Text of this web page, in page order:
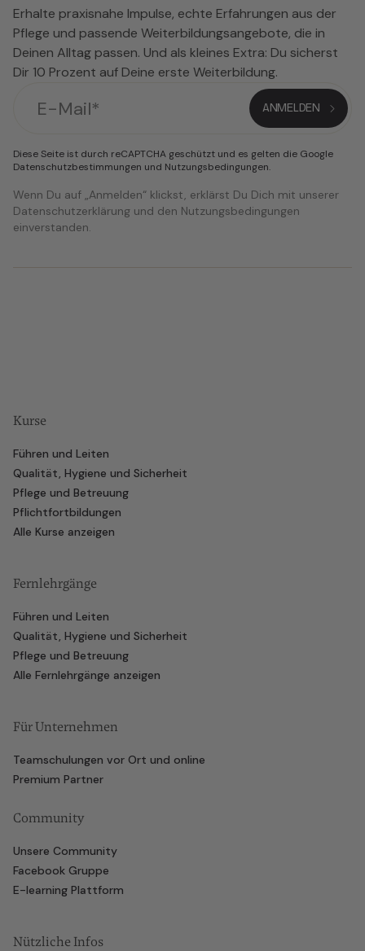
Erhalte praxisnahe Impulse, echte Erfahrungen aus der
Pflege und passende Weiterbildungsangebote, die in
Deinen Alltag passen. Und als kleines Extra: Du sicherst
Dir 10 Prozent auf Deine erste Weiterbildung.
Diese Seite ist durch reCAPTCHA geschützt und es gelten die Google
Datenschutzbestimmungen und Nutzungsbedingungen.
Wenn Du auf „Anmelden“ klickst, erklärst Du Dich mit unserer
Datenschutzerklärung und den Nutzungsbedingungen
einverstanden.
Kurse
Führen und Leiten
Qualität, Hygiene und Sicherheit
Pflege und Betreuung
Pflichtfortbildungen
Alle Kurse anzeigen
Fernlehrgänge
Führen und Leiten
Qualität, Hygiene und Sicherheit
Pflege und Betreuung
Alle Fernlehrgänge anzeigen
Für Unternehmen
Teamschulungen vor Ort und online
Premium Partner
Community
Unsere Community
Facebook Gruppe
E-learning Plattform
Nützliche Infos